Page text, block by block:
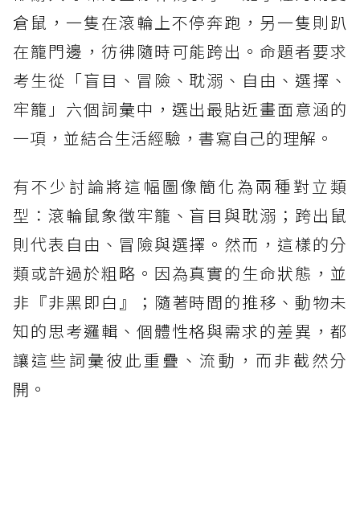
倉鼠，一隻在滾輪上不停奔跑，另一隻則趴
在籠門邊，彷彿隨時可能跨出。命題者要求
考生從「盲目、冒險、耽溺、自由、選擇、
牢籠」六個詞彙中，選出最貼近畫面意涵的
一項，並結合生活經驗，書寫自己的理解。
有不少討論將這幅圖像簡化為兩種對立類
型：滾輪鼠象徵牢籠、盲目與耽溺；跨出鼠
則代表自由、冒險與選擇。然而，這樣的分
類或許過於粗略。因為真實的生命狀態，並
非『非黑即白』；隨著時間的推移、動物未
知的思考邏輯、個體性格與需求的差異，都
讓這些詞彙彼此重疊、流動，而非截然分
開。